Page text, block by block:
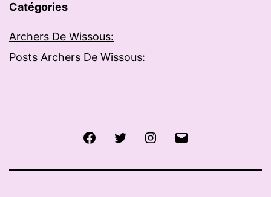
Catégories
Archers De Wissous:
Posts Archers De Wissous:
FacebookTwitter Instagram